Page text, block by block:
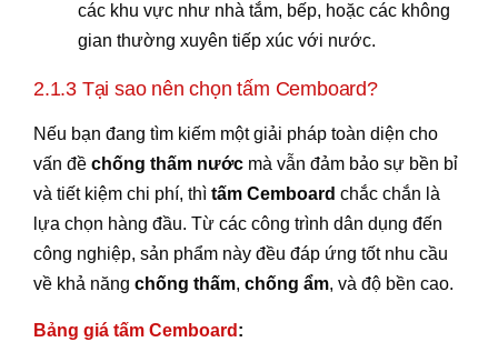
các khu vực như nhà tắm, bếp, hoặc các không
gian thường xuyên tiếp xúc với nước.
2.1.3 Tại sao nên chọn tấm Cemboard?
Nếu bạn đang tìm kiếm một giải pháp toàn diện cho
vấn đề chống thấm nước mà vẫn đảm bảo sự bền bỉ
và tiết kiệm chi phí, thì tấm Cemboard chắc chắn là
lựa chọn hàng đầu. Từ các công trình dân dụng đến
công nghiệp, sản phẩm này đều đáp ứng tốt nhu cầu
về khả năng chống thấm, chống ẩm, và độ bền cao.
Bảng giá tấm Cemboard :